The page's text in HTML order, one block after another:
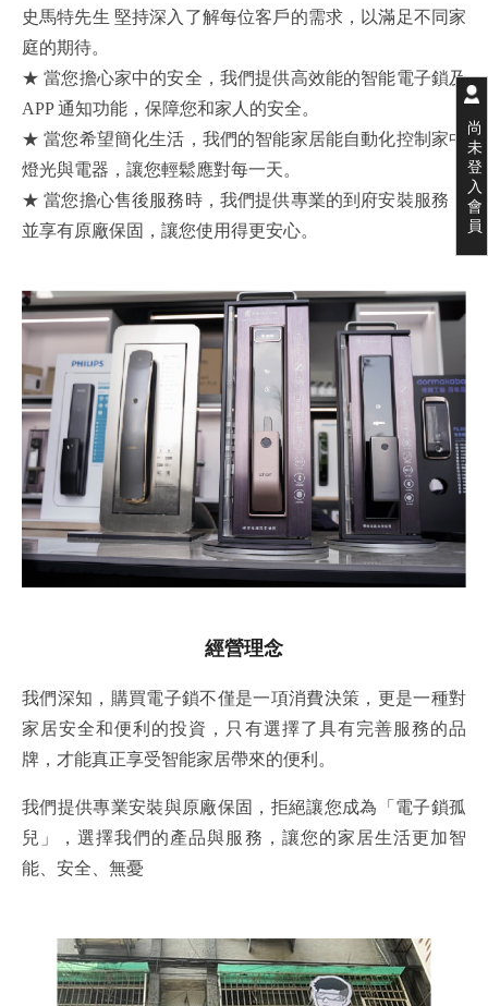
尚
未
登
入
會
員
史馬特先生 堅持深入了解每位客戶的需求，以滿足不同家
庭的期待。
★ 當您擔心家中的安全，我們提供高效能的智能電子鎖及
APP 通知功能，保障您和家人的安全。
★ 當您希望簡化生活，我們的智能家居能自動化控制家中
燈光與電器，讓您輕鬆應對每一天。
★ 當您擔心售後服務時，我們提供專業的到府安裝服務，
並享有原廠保固，讓您使用得更安心。
經營理念
我們深知，購買電子鎖不僅是一項消費決策，更是一種對
家居安全和便利的投資，只有選擇了具有完善服務的品
牌，才能真正享受智能家居帶來的便利。
我們提供專業安裝與原廠保固，拒絕讓您成為「電子鎖孤
兒」，選擇我們的產品與服務，讓您的家居生活更加智
能、安全、無憂